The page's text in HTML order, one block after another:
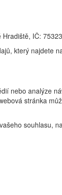
IČ:
který najdete
nebo analýze
stránka
souhlasu,